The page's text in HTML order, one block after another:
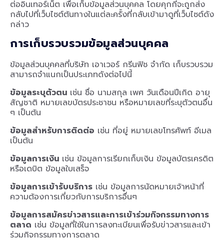
ต่ออินเทอร์เน็ต เพื่อเก็บข้อมูลส่วนบุคคล โดยคุกกี้จะถูกส่ง
กลับไปที่เว็บไซต์ต้นทางในแต่ละครั้งที่กลับเข้ามาดูที่เว็บไซต์ดัง
กล่าว
การเก็บรวบรวมข้อมูลส่วนบุคคล
ข้อมูลส่วนบุคคลที่บริษัท เอาเวอร์ กรีนฟิช จำกัด เก็บรวบรวม
สามารถจำแนกเป็นประเภทดังต่อไปนี้
ข้อมูลระบุตัวตน เช่น ชื่อ นามสกุล เพศ วันเดือนปีเกิด อายุ
สัญชาติ หมายเลขบัตรประชาชน หรือหมายเลขที่ระบุตัวตนอื่น
ๆ เป็นต้น
ข้อมูลสำหรับการติดต่อ เช่น ที่อยู่ หมายเลขโทรศัพท์ อีเมล
เป็นต้น
ข้อมูลการเงิน เช่น ข้อมูลการเรียกเก็บเงิน ข้อมูลบัตรเครดิต
หรือเดบิต ข้อมูลใบเสร็จ
ข้อมูลการเข้ารับบริการ เช่น ข้อมูลการนัดหมายเจ้าหน้าที่
ความต้องการเกี่ยวกับการบริการอื่นๆ
ข้อมูลการสมัครข่าวสารและการเข้าร่วมกิจกรรมทางการ
ตลาด เช่น ข้อมูลที่ใช้ในการลงทะเบียนเพื่อรับข่าวสารและเข้า
ร่วมกิจกรรมทางการตลาด